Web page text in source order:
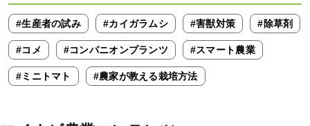
#生産者の試み #カイガラムシ #害獣対策 #除草剤
#コメ #コンパニオンプランツ #スマート農業
#ミニトマト #農家が教える栽培方法